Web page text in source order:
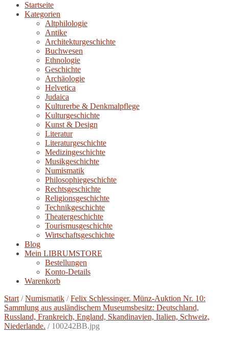
Startseite
Kategorien
Altphilologie
Antike
Architekturgeschichte
Buchwesen
Ethnologie
Geschichte
Archäologie
Helvetica
Judaica
Kulturerbe & Denkmalpflege
Kulturgeschichte
Kunst & Design
Literatur
Literaturgeschichte
Medizingeschichte
Musikgeschichte
Numismatik
Philosophiegeschichte
Rechtsgeschichte
Religionsgeschichte
Technikgeschichte
Theatergeschichte
Tourismusgeschichte
Wirtschaftsgeschichte
Blog
Mein LIBRUMSTORE
Bestellungen
Konto-Details
Warenkorb
Start /Numismatik /Felix Schlessinger. Münz-Auktion Nr. 10:
Sammlung aus ausländischem Museumsbesitz: Deutschland,
Russland, Frankreich, England, Skandinavien, Italien, Schweiz,
Niederlande. / 100242BB.jpg